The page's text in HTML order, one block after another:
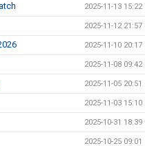
2025-11-13 15:22
2025-11-12 21:57
2025-11-10 20:17
2025-11-08 09:42
2025-11-05 20:51
2025-11-03 15:10
2025-10-31 18:39
2025-10-25 09:01